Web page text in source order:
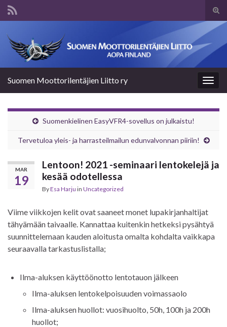
Suomen Moottorilentäjien Liitto ry
Suomenkielinen EasyVFR4-sovellus on julkaistu!
Tervetuloa yleis- ja harrasteilmailun edunvalvonnan piiriin!
MAR
19
Lentoon! 2021 -seminaari lentokelejä ja
kesää odotellessa
ByEsa Harju in Uncategorized
Viime viikkojen kelit ovat saaneet monet lupakirjanhaltijat
tähyämään taivaalle. Kannattaa kuitenkin hetkeksi pysähtyä
suunnittelemaan kauden aloitusta omalta kohdalta vaikkapa
seuraavalla tarkastuslistalla;
Ilma-aluksen käyttöönotto lentotauon jälkeen
Ilma-aluksen lentokelpoisuuden voimassaolo
Ilma-aluksen huollot: vuosihuolto, 50h, 100h ja 200h
huollot;